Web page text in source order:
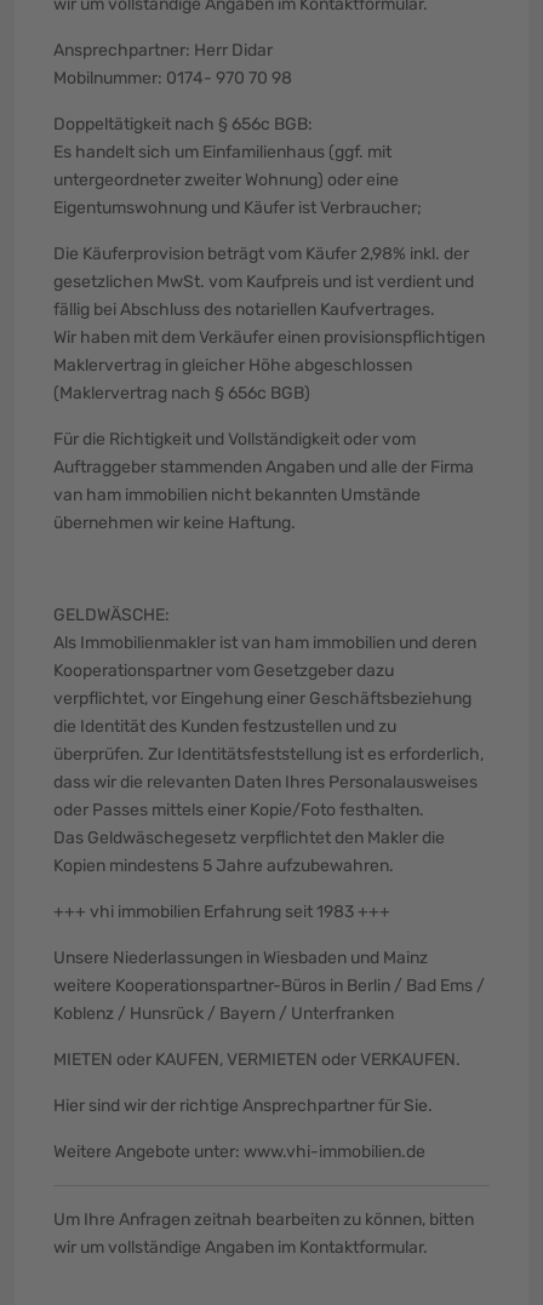
wir um vollständige Angaben im Kontaktformular.
Ansprechpartner: Herr Didar
Mobilnummer: 0174- 970 70 98
Doppeltätigkeit nach § 656c BGB:
Es handelt sich um Einfamilienhaus (ggf. mit
untergeordneter zweiter Wohnung) oder eine
Eigentumswohnung und Käufer ist Verbraucher;
Die Käuferprovision beträgt vom Käufer 2,98% inkl. der
gesetzlichen MwSt. vom Kaufpreis und ist verdient und
fällig bei Abschluss des notariellen Kaufvertrages.
Wir haben mit dem Verkäufer einen provisionspflichtigen
Maklervertrag in gleicher Höhe abgeschlossen
(Maklervertrag nach § 656c BGB)
Für die Richtigkeit und Vollständigkeit oder vom
Auftraggeber stammenden Angaben und alle der Firma
van ham immobilien nicht bekannten Umstände
übernehmen wir keine Haftung.
GELDWÄSCHE:
Als Immobilienmakler ist van ham immobilien und deren
Kooperationspartner vom Gesetzgeber dazu
verpflichtet, vor Eingehung einer Geschäftsbeziehung
die Identität des Kunden festzustellen und zu
überprüfen. Zur Identitätsfeststellung ist es erforderlich,
dass wir die relevanten Daten Ihres Personalausweises
oder Passes mittels einer Kopie/Foto festhalten.
Das Geldwäschegesetz verpflichtet den Makler die
Kopien mindestens 5 Jahre aufzubewahren.
+++ vhi immobilien Erfahrung seit 1983 +++
Unsere Niederlassungen in Wiesbaden und Mainz
weitere Kooperationspartner-Büros in Berlin / Bad Ems /
Koblenz / Hunsrück / Bayern / Unterfranken
MIETEN oder KAUFEN, VERMIETEN oder VERKAUFEN.
Hier sind wir der richtige Ansprechpartner für Sie.
Weitere Angebote unter: www.vhi-immobilien.de
Um Ihre Anfragen zeitnah bearbeiten zu können, bitten
wir um vollständige Angaben im Kontaktformular.